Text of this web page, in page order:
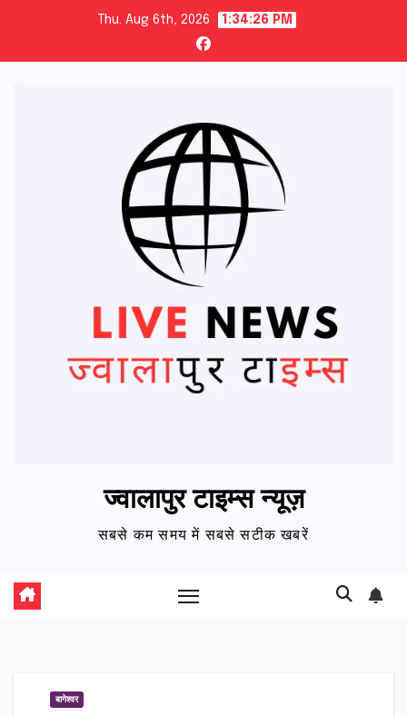
content
Thu. Aug 6th, 2026 1:34:27 PM
ज्वालापुर टाइम्स न्यूज़
सबसे कम समय में सबसे सटीक खबरें
बागेश्वर